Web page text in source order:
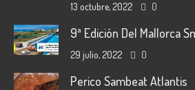
13 octubre, 2022 0
9ª Edición Del Mallorca
29 julio, 2022 0
Perico Sambeat Atlantis